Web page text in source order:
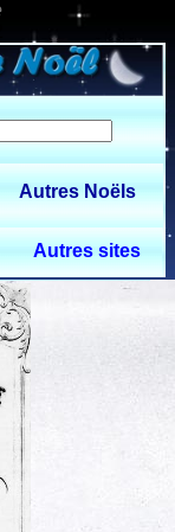
Autres Noëls
Autres sites